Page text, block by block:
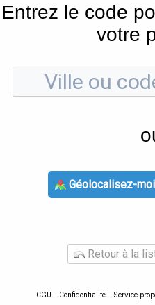
Entrez le code
votre
Géolocalisez-
Retour à la
CGU - Confidentialité - Service